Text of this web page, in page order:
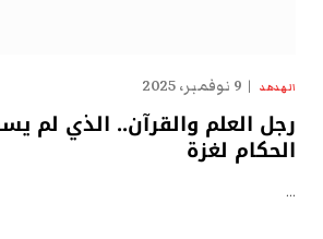
الهدهد 9 نوفمبر، 2025
رجل العلم والقرآن.. الذي لم
الحكام لغزة
…